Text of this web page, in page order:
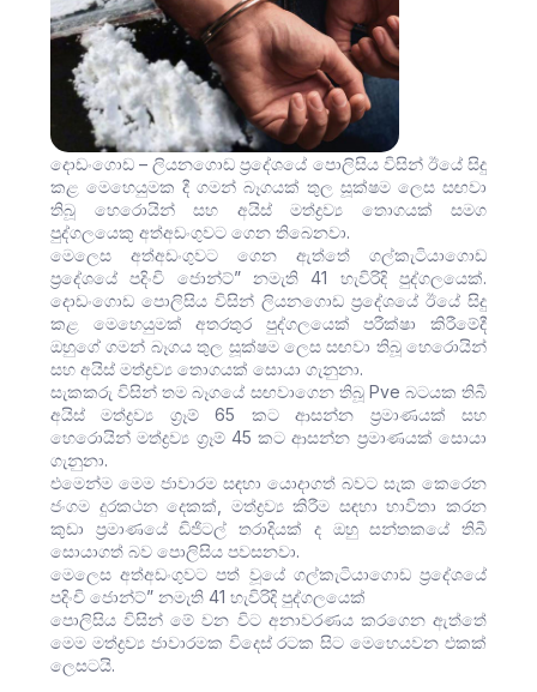
දොඩංගොඩ – ලියනගොඩ ප්‍රදේශයේ පොලිසිය විසින් ඊයේ සිදු
කළ මෙහෙයුමක දී ගමන් බෑගයක් තුල සූක්ෂම ලෙස සඟවා
තිබූ හෙරොයින් සහ අයිස් මත්ද්‍රව්‍ය තොගයක් සමග
පුද්ගලයෙකු අත්අඩංගුවට ගෙන තිබෙනවා.
මෙලෙස අත්අඩංගුවට ගෙන ඇත්තේ ගල්කැටියාගොඩ
ප්‍රදේශයේ පදිංචි ජොන්ට්” නමැති 41 හැවිරිදි පුද්ගලයෙක්.
දොඩංගොඩ පොලිසිය විසින් ලියනගොඩ ප්‍රදේශයේ ඊයේ සිදු
කළ මෙහෙයුමක් අතරතුර පුද්ගලයෙක් පරීක්ෂා කිරීමේදී
ඔහුගේ ගමන් බෑගය තුල සූක්ෂම ලෙස සඟවා තිබූ හෙරොයින්
සහ අයිස් මත්ද්‍රව්‍ය තොගයක් සොයා ගැනුනා.
සැකකරු විසින් තම බෑගයේ සඟවාගෙන තිබූ Pve බටයක තිබී
අයිස් මත්ද්‍රව්‍ය ග්‍රෑම් 65 කට ආසන්න ප්‍රමාණයක් සහ
හෙරොයින් මත්ද්‍රව්‍ය ග්‍රෑම් 45 කට ආසන්න ප්‍රමාණයක් සොයා
ගැනුනා.
එමෙන්ම මෙම ජාවාරම සඳහා යොදාගත් බවට සැක කෙරෙන
ජංගම දුරකථන දෙකක්, මත්ද්‍රව්‍ය කිරීම සඳහා භාවිතා කරන
කුඩා ප්‍රමාණයේ ඩිජිටල් තරාදියක් ද ඔහු සන්තකයේ තිබී
සොයාගත් බව පොලිසිය පවසනවා.
මෙලෙස අත්අඩංගුවට පත් වූයේ ගල්කැටියාගොඩ ප්‍රදේශයේ
පදිංචි ජොන්ට්” නමැති 41 හැවිරිදි පුද්ගලයෙක්
පොලිසිය විසින් මේ වන විට අනාවරණය කරගෙන ඇත්තේ
මෙම මත්ද්‍රව්‍ය ජාවාරමක විදෙස් රටක සිට මෙහෙයවන එකක්
ලෙසටයි.